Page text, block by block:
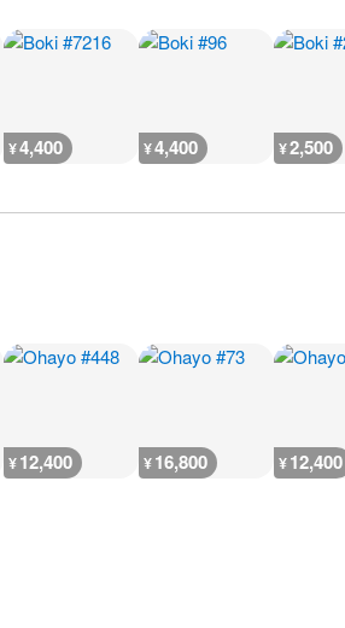
¥4,400 ¥4,400 ¥2,500
¥12,400 ¥16,800 ¥12,400